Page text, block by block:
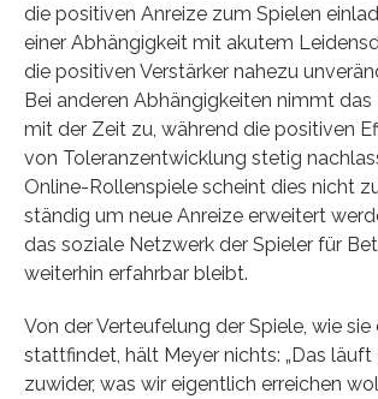
die positiven Anreize zum Spielen
einer Abhängigkeit mit akutem
die positiven Verstärker nahezu
Bei anderen Abhängigkeiten nimmt
mit der Zeit zu, während die positiven
von Toleranzentwicklung stetig
Online-Rollenspiele scheint dies nicht
ständig um neue Anreize erweitert
das soziale Netzwerk der Spieler für
weiterhin erfahrbar bleibt.
Von der Verteufelung der Spiele, wie sie
stattfindet, hält Meyer nichts: „Das läuft
zuwider, was wir eigentlich erreichen